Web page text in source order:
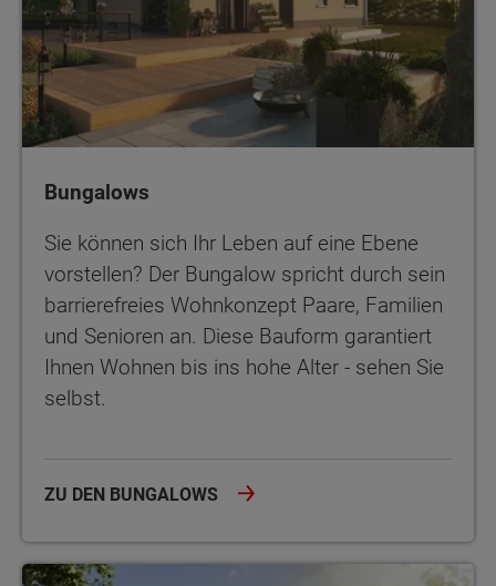
Bungalows
Sie können sich Ihr Leben auf eine Ebene
vorstellen? Der Bungalow spricht durch sein
barrierefreies Wohnkonzept Paare, Familien
und Senioren an. Diese Bauform garantiert
Ihnen Wohnen bis ins hohe Alter - sehen Sie
selbst.
ZU DEN BUNGALOWS
Einfamilienhäuser